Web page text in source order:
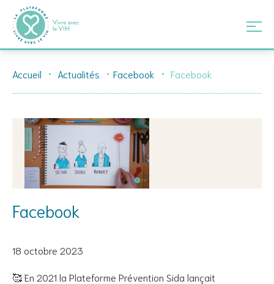
Accueil Actualités Facebook Facebook
Facebook
18 octobre 2023
🥰 En 2021 la Plateforme Prévention Sida lançait